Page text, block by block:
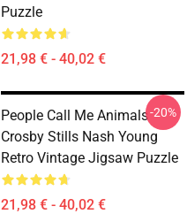
Puzzle
21,98 € - 40,02 €
People Call Me Animals
Crosby Stills Nash Young
Retro Vintage Jigsaw Puzzle
21,98 € - 40,02 €
-20%